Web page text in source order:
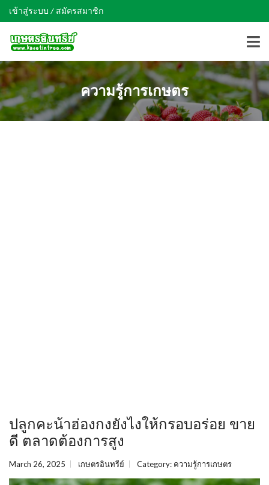
เข้าสู่ระบบ / สมัครสมาชิก
ความรู้การเกษตร
ปลูกคะน้าฮ่องกงยังไงให้กรอบอร่อย ขาย
ดี ตลาดต้องการสูง
March 26, 2025 เกษตรอินทรีย์ Category: ความรู้การเกษตร